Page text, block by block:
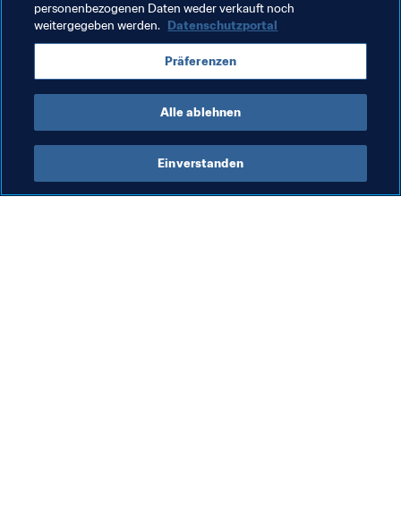
Verwandte Themen
FIFA-Präsident Organisation Organisation
personenbezogenen Daten weder verkauft noch
weitergegeben werden. Datenschutzportal
Präferenzen
Alle ablehnen
Einverstanden